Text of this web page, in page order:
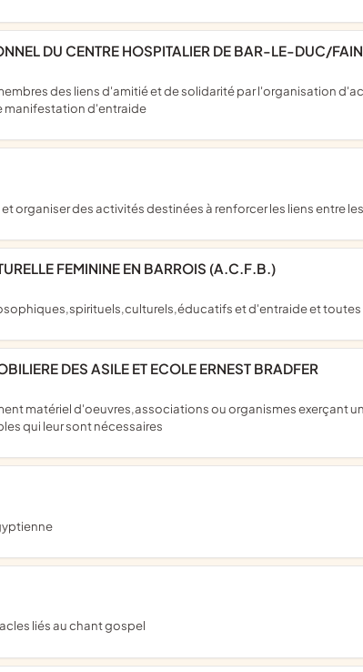
DU CENTRE HOSPITALIER DE BAR-LE-DUC/
manifestation d'entraide
et organiser des activités destinées à renforcer les liens entre
FEMININE EN BARROIS (A.C.F.B.)
et d'entraide et
DES ASILE ET ECOLE ERNEST BRADFER
qui leur sont nécessaires
liés au chant gospel